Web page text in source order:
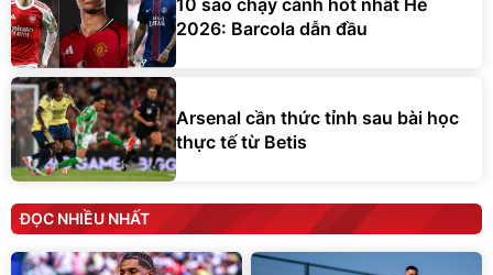
2026: Barcola dẫn đầu
Arsenal cần thức tỉnh sau bài học
thực tế từ Betis
ĐỌC NHIỀU NHẤT